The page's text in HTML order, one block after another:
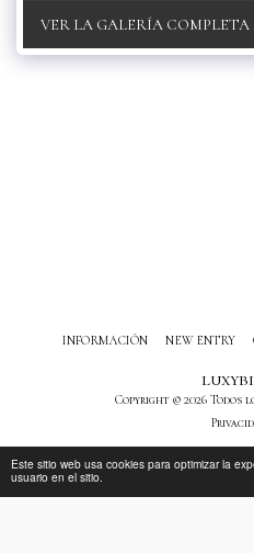
Este sitio web usa cookies para optimizar la
usuario en el sitio.
VER LA GALERÍA COMPLETA
Copyright © 2026 Todos
INFORMACIÓN NEW ENTRY